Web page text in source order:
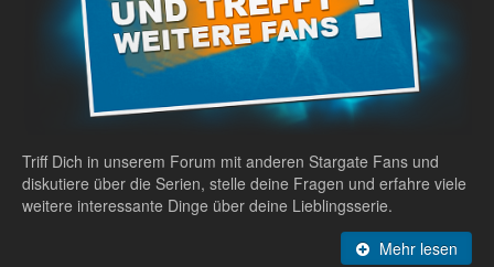
Triff Dich in unserem Forum mit anderen Stargate Fans und
diskutiere über die Serien, stelle deine Fragen und erfahre viele
weitere interessante Dinge über deine Lieblingsserie.
Mehr lesen